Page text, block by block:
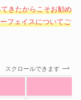
きたからこそお勧め
フェイスについてご
スクロールできます